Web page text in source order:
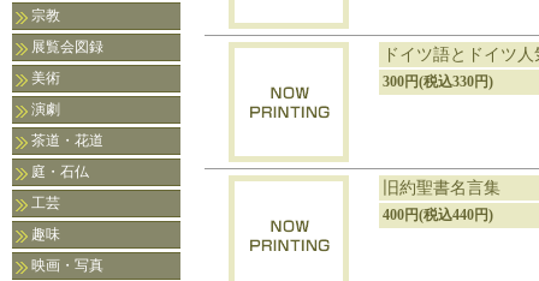
宗教
展覧会図録
美術
演劇
茶道・花道
庭・石仏
工芸
趣味
映画・写真
ドイツ語とドイツ人
300円(税込330円)
旧約聖書名言集
400円(税込440円)